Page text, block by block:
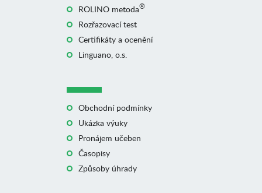
ROLINO metoda®
Rozřazovací test
Certifikáty a ocenění
Linguano, o.s.
Obchodní podmínky
Ukázka výuky
Pronájem učeben
Časopisy
Způsoby úhrady